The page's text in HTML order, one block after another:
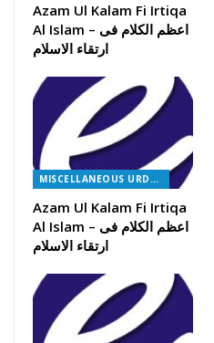
Azam Ul Kalam Fi Irtiqa
Al Islam – اعظم الکلام فی
ارتقاء الاسلام
MISCELLANEOUS URDU BOOKS
Azam Ul Kalam Fi Irtiqa
Al Islam – اعظم الکلام فی
ارتقاء الاسلام